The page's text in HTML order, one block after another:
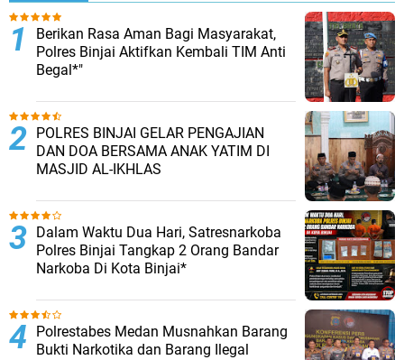
Berikan Rasa Aman Bagi Masyarakat,
Polres Binjai Aktifkan Kembali TIM Anti
Begal*"
POLRES BINJAI GELAR PENGAJIAN
DAN DOA BERSAMA ANAK YATIM DI
MASJID AL-IKHLAS
Dalam Waktu Dua Hari, Satresnarkoba
Polres Binjai Tangkap 2 Orang Bandar
Narkoba Di Kota Binjai*
Polrestabes Medan Musnahkan Barang
Bukti Narkotika dan Barang Ilegal